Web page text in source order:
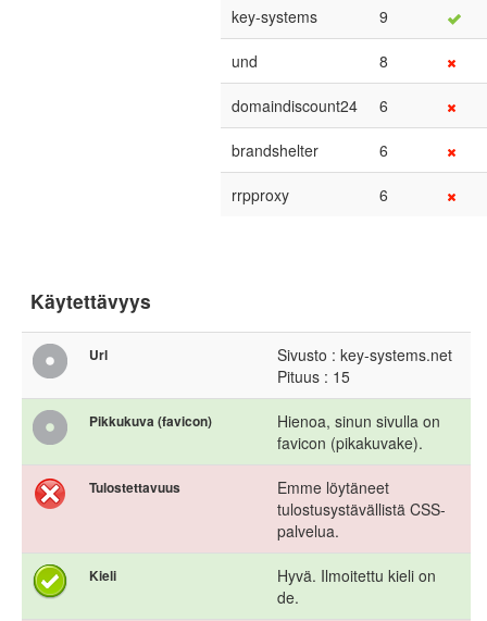
key-systems
9
und 8
domaindiscount24 6
brandshelter 6
rrpproxy 6
Käytettävyys
Url
Sivusto : key-systems.net
Pituus : 15
Pikkukuva (favicon)
Hienoa, sinun sivulla on
favicon (pikakuvake).
Tulostettavuus
Emme löytäneet
tulostusystävällistä CSS-
palvelua.
Kieli
Hyvä. Ilmoitettu kieli on
de.